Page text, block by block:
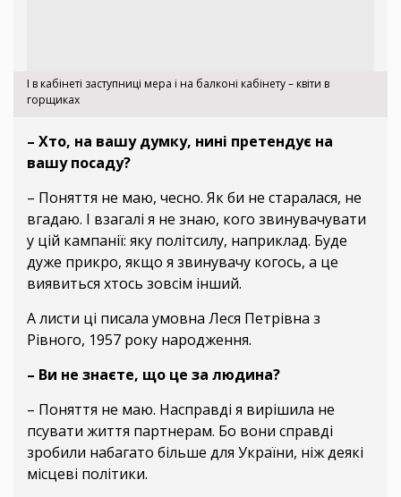
І в кабінеті заступниці мера і на балконі кабінету – квіти в
горщиках
– Хто, на вашу думку, нині претендує на
вашу посаду?
– Поняття не маю, чесно. Як би не старалася, не
вгадаю. І взагалі я не знаю, кого звинувачувати
у цій кампанії: яку політсилу, наприклад. Буде
дуже прикро, якщо я звинувачу когось, а це
виявиться хтось зовсім інший.
А листи ці писала умовна Леся Петрівна з
Рівного, 1957 року народження.
– Ви не знаєте, що це за людина?
– Поняття не маю. Насправді я вирішила не
псувати життя партнерам. Бо вони справді
зробили набагато більше для України, ніж деякі
місцеві політики.